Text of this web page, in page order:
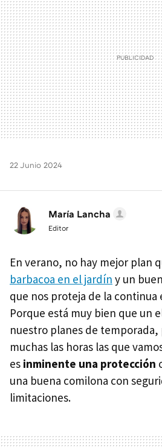
22 Junio 2024
María Lancha
Editor
En verano, no hay mejor plan
barbacoa en el jardín y un buen
que nos proteja de la continua
Porque está muy bien que un
nuestro planes de temporada,
muchas las horas las que
es inminente una protección
una buena comilona con
limitaciones.